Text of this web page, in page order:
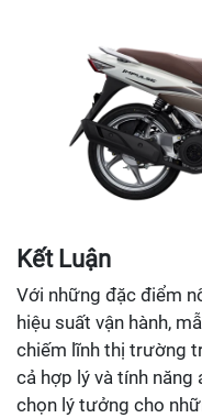
Kết Luận
Với những đặc điểm
hiệu suất vận hành,
chiếm lĩnh thị trường
cả hợp lý và tính năng
chọn lý tưởng cho